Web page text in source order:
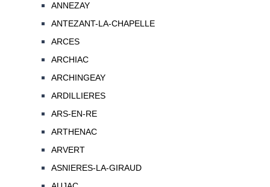
ANNEZAY
ANTEZANT-LA-CHAPELLE
ARCES
ARCHIAC
ARCHINGEAY
ARDILLIERES
ARS-EN-RE
ARTHENAC
ARVERT
ASNIERES-LA-GIRAUD